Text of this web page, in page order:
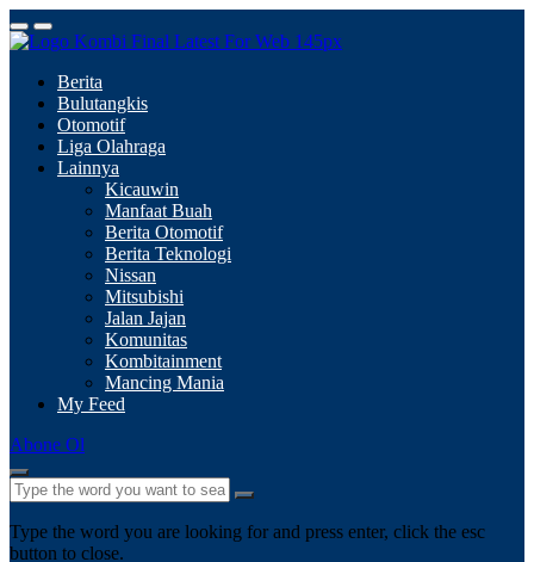
Berita
Bulutangkis
Otomotif
Liga Olahraga
Lainnya
Kicauwin
Manfaat Buah
Berita Otomotif
Berita Teknologi
Nissan
Mitsubishi
Jalan Jajan
Komunitas
Kombitainment
Mancing Mania
My Feed
Abone Ol
Type the word you are looking for and press enter, click the esc
button to close.